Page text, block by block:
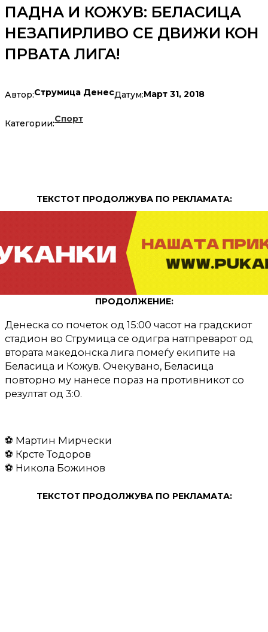
ПАДНА И КОЖУВ: БЕЛАСИЦА
НЕЗАПИРЛИВО СЕ ДВИЖИ КОН
ПРВАТА ЛИГА!
Автор:Струмица ДенесДатум:Март 31, 2018
Категории:Спорт
ТЕКСТОТ ПРОДОЛЖУВА ПО РЕКЛАМАТА:
ПРОДОЛЖЕНИЕ:
Денеска со почеток од 15:00 часот на градскиот
стадион во Струмица се одигра натпреварот од
втората македонска лига помеѓу екипите на
Беласица и Кожув. Очекувано, Беласица
повторно му нанесе пораз на противникот со
резултат од 3:0.
⚽ Мартин Мирчески
⚽ Крсте Тодоров
⚽ Никола Божинов
ТЕКСТОТ ПРОДОЛЖУВА ПО РЕКЛАМАТА: